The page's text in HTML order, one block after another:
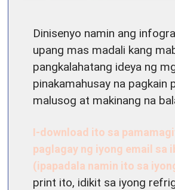
Dinisenyo namin ang
upang mas madali kang
pangkalahatang ideya ng
pinakamahusay na pagkain
malusog at makinang na
I-download ito sa
paglagay ng iyong email sa
(ipapadala namin ito sa
print ito, idikit sa iyong